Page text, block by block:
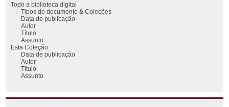
Todo a biblioteca digital
Tipos de documento & Coleções
Data de publicação
Autor
Título
Assunto
Esta Coleção
Data de publicação
Autor
Título
Assunto